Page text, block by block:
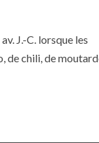
J.-C. lorsque les
de chili, de